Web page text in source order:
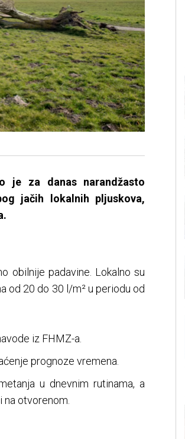
je za danas narandžasto
jačih lokalnih pljuskova,
obilnije padavine. Lokalno su
od 20 do 30 l/m² u periodu od
iz FHMZ-a.
prognoze vremena.
u dnevnim rutinama, a
na otvorenom.